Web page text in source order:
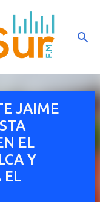
JAIME
EL
Y
EL